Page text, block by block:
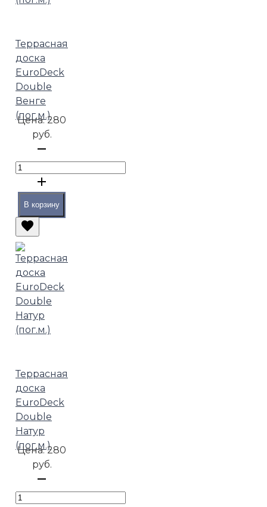
Террасная
доска
EuroDeck
Double
Венге
(пог.м.)
Цена:280
руб.
В корзину
Террасная
доска
EuroDeck
Double
Натур
(пог.м.)
Цена:280
руб.